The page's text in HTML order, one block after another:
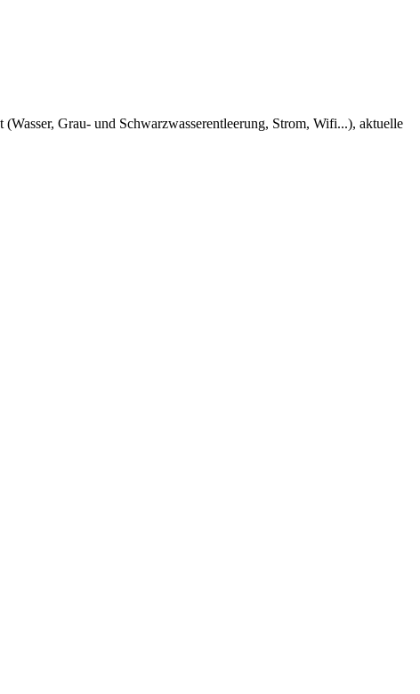
Grau- und Schwarzwasserentleerung, Strom, Wifi...), aktuelle